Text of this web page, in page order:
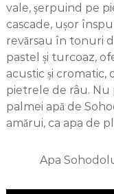
vale, șerpuind pe
cascade, ușor
revărsau în tonuri
pastel și turcoaz,
acustic și
pietrele de râu. Nu
palmei apă de
amărui, ca apa de
Apa